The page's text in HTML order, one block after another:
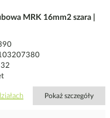
MRK 16mm2 szara |
Pokaż szczegóły